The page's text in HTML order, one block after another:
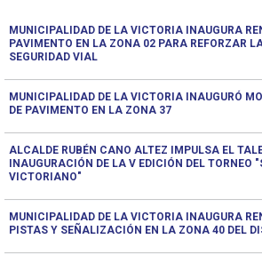
MUNICIPALIDAD DE LA VICTORIA INAUGURA
PAVIMENTO EN LA ZONA 02 PARA REFORZAR
SEGURIDAD VIAL
MUNICIPALIDAD DE LA VICTORIA INAUGURÓ
DE PAVIMENTO EN LA ZONA 37
ALCALDE RUBÉN CANO ALTEZ IMPULSA EL
INAUGURACIÓN DE LA V EDICIÓN DEL TORNEO
VICTORIANO"
MUNICIPALIDAD DE LA VICTORIA INAUGURA
PISTAS Y SEÑALIZACIÓN EN LA ZONA 40 DEL